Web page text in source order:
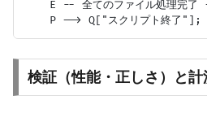
E -- 全てのファイル処理完
検証（性能・正しさ）と計